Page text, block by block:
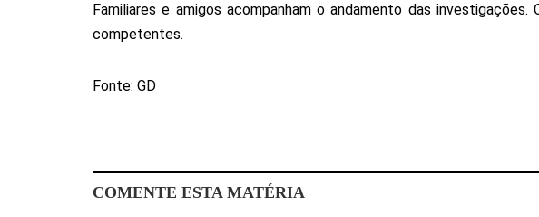
Familiares e amigos acompanham o andamento das
competentes.
Fonte: GD
COMENTE ESTA MATÉRIA